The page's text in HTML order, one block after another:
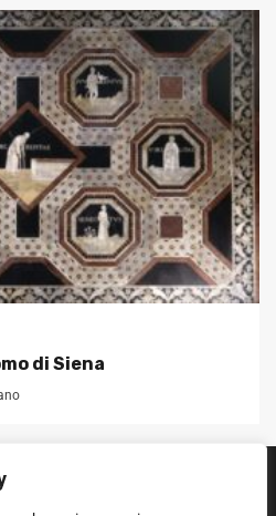
di Siena